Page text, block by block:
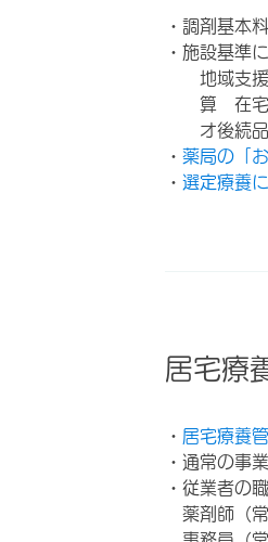
・調剤基本
・施設基準
地域支
算 在宅
オ後続
・ 薬局の「
・ 選定療養
居宅療
・ 居宅療養
・通常の事
・従業者の
薬剤師（